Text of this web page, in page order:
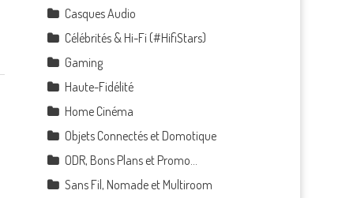
Casques Audio
Célébrités & Hi-Fi (#HifiStars)
Gaming
Haute-Fidélité
Home Cinéma
Objets Connectés et Domotique
ODR, Bons Plans et Promo…
Sans Fil, Nomade et Multiroom